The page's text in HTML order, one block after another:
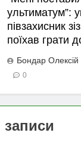
ультиматум”:
півзахисник
поїхав грати
Бондар Олексій
0
записи